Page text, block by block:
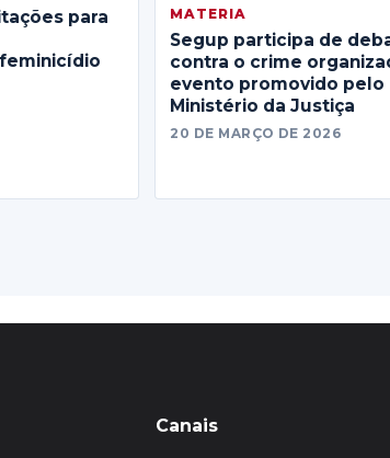
para
MATERIA
Segup participa de
contra o crime
evento promovido pelo
Ministério da Justiça
20 DE MARÇO DE 2026
Canais